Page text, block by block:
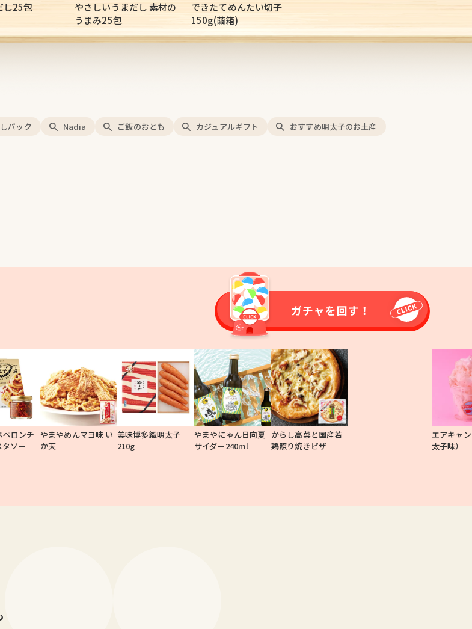
し25包
やさしいうまだし 素材の
うまみ25包
できたてめんたい切子
150g(繭箱)
パック Nadia ご飯のおとも カジュアルギフト
おすすめ明太子のお土産
ペロンチ
ソー
やまやめんマヨ味 い
か天
美味博多織明太子
210g
やまやにゃん日向夏
サイダー240ml
からし高菜と国産若
鶏照り焼きピザ
エアキャ
太子味）